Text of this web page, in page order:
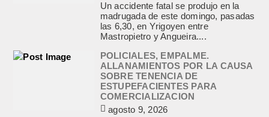
Un accidente fatal se produjo en la
madrugada de este domingo, pasadas
las 6,30, en Yrigoyen entre
Mastropietro y Angueira....
POLICIALES, EMPALME.
ALLANAMIENTOS POR LA CAUSA
SOBRE TENENCIA DE
ESTUPEFACIENTES PARA
COMERCIALIZACION
agosto 9, 2026